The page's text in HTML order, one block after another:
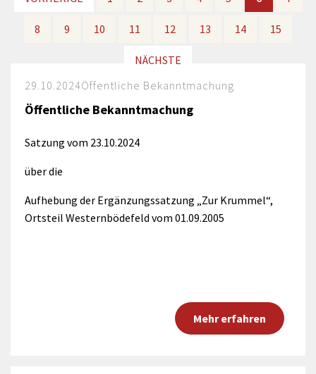
8 9 10 11 12 13 14 15
NÄCHSTE
29.10.2024Öffentliche Bekanntmachung
Öffentliche Bekanntmachung
Satzung vom 23.10.2024
über die
Aufhebung der Ergänzungssatzung „Zur Krummel“,
Ortsteil Westernbödefeld vom 01.09.2005
Mehr erfahren
8 9 10 11 12 13 14 15
NÄCHSTE